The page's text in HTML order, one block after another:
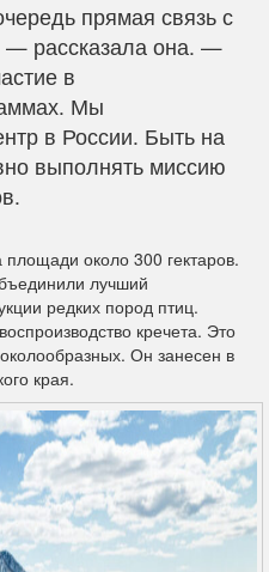
прямая связь с
— рассказала она. —
в
Мы
в России. Быть на
выполнять миссию
около 300 гектаров.
лучший
редких пород птиц.
кречета. Это
Он занесен в
края.